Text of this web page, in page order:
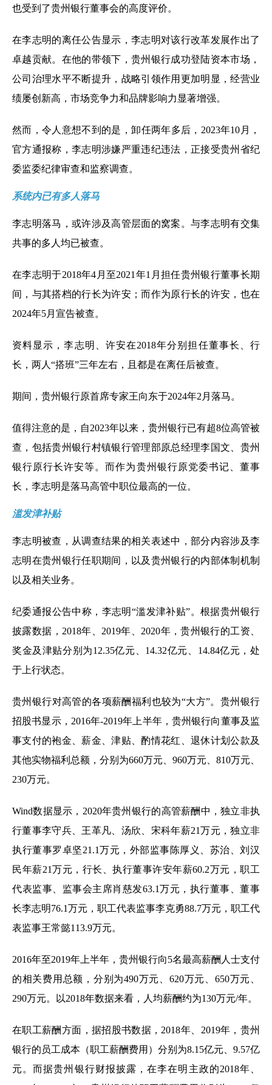
也受到了贵州银行董事会的高度评价。
在李志明的离任公告显示，李志明对该行改革发展作出了
卓越贡献。在他的带领下，贵州银行成功登陆资本市场，
公司治理水平不断提升，战略引领作用更加明显，经营业
绩屡创新高，市场竞争力和品牌影响力显著增强。
然而，令人意想不到的是，卸任两年多后，2023年10月，
官方通报称，李志明涉嫌严重违纪违法，正接受贵州省纪
委监委纪律审查和监察调查。
系统内已有多人落马
李志明落马，或许涉及高管层面的窝案。与李志明有交集
共事的多人均已被查。
在李志明于2018年4月至2021年1月担任贵州银行董事长期
间，与其搭档的行长为许安；而作为原行长的许安，也在
2024年5月宣告被查。
资料显示，李志明、许安在2018年分别担任董事长、行
长，两人“搭班”三年左右，且都是在离任后被查。
期间，贵州银行原首席专家王向东于2024年2月落马。
值得注意的是，自2023年以来，贵州银行已有超8位高管被
查，包括贵州银行村镇银行管理部原总经理李国文、贵州
银行原行长许安等。而作为贵州银行原党委书记、董事
长，李志明是落马高管中职位最高的一位。
滥发津补贴
李志明被查，从调查结果的相关表述中，部分内容涉及李
志明在贵州银行任职期间，以及贵州银行的内部体制机制
以及相关业务。
纪委通报公告中称，李志明“滥发津补贴”。根据贵州银行
披露数据，2018年、2019年、2020年，贵州银行的工资、
奖金及津贴分别为12.35亿元、14.32亿元、14.84亿元，处
于上行状态。
贵州银行对高管的各项薪酬福利也较为“大方”。贵州银行
招股书显示，2016年-2019年上半年，贵州银行向董事及监
事支付的袍金、薪金、津贴、酌情花红、退休计划公款及
其他实物福利总额，分别为660万元、960万元、810万元、
230万元。
Wind数据显示，2020年贵州银行的高管薪酬中，独立非执
行董事李守兵、王革凡、汤欣、宋科年薪21万元，独立非
执行董事罗卓坚21.1万元，外部监事陈厚义、苏治、刘汉
民年薪21万元，行长、执行董事许安年薪60.2万元，职工
代表监事、监事会主席肖慈发63.1万元，执行董事、董事
长李志明76.1万元，职工代表监事李克勇88.7万元，职工代
表监事王常懿113.9万元。
2016年至2019年上半年，贵州银行向5名最高薪酬人士支付
的相关费用总额，分别为490万元、620万元、650万元、
290万元。以2018年数据来看，人均薪酬约为130万元/年。
在职工薪酬方面，据招股书数据，2018年、2019年，贵州
银行的员工成本（职工薪酬费用）分别为8.15亿元、9.57亿
元。而据贵州银行财报披露，在李在明主政的2018年、